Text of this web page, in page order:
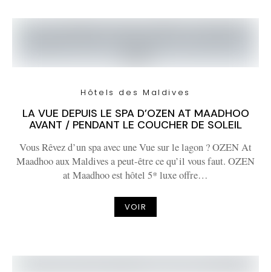
Hôtels des Maldives
LA VUE DEPUIS LE SPA D’OZEN AT MAADHOO
AVANT / PENDANT LE COUCHER DE SOLEIL
Vous Rêvez d’un spa avec une Vue sur le lagon ? OZEN At
Maadhoo aux Maldives a peut-être ce qu’il vous faut. OZEN
at Maadhoo est hôtel 5* luxe offre…
VOIR